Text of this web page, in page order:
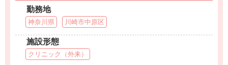
勤務地
神奈川県 川崎市中原区
施設形態
クリニック（外来）